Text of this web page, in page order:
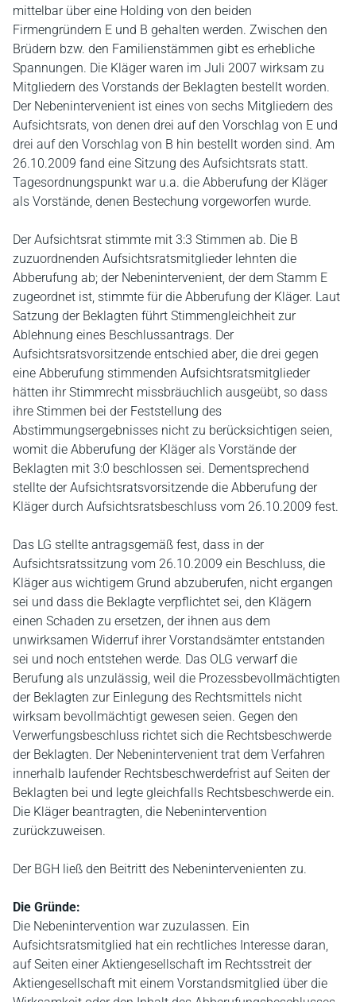
mittelbar über eine Holding von den beiden
Firmengründern E und B gehalten werden. Zwischen den
Brüdern bzw. den Familienstämmen gibt es erhebliche
Spannungen. Die Kläger waren im Juli 2007 wirksam zu
Mitgliedern des Vorstands der Beklagten bestellt worden.
Der Nebenintervenient ist eines von sechs Mitgliedern des
Aufsichtsrats, von denen drei auf den Vorschlag von E und
drei auf den Vorschlag von B hin bestellt worden sind. Am
26.10.2009 fand eine Sitzung des Aufsichtsrats statt.
Tagesordnungspunkt war u.a. die Abberufung der Kläger
als Vorstände, denen Bestechung vorgeworfen wurde.
Der Aufsichtsrat stimmte mit 3:3 Stimmen ab. Die B
zuzuordnenden Aufsichtsratsmitglieder lehnten die
Abberufung ab; der Nebenintervenient, der dem Stamm E
zugeordnet ist, stimmte für die Abberufung der Kläger. Laut
Satzung der Beklagten führt Stimmengleichheit zur
Ablehnung eines Beschlussantrags. Der
Aufsichtsratsvorsitzende entschied aber, die drei gegen
eine Abberufung stimmenden Aufsichtsratsmitglieder
hätten ihr Stimmrecht missbräuchlich ausgeübt, so dass
ihre Stimmen bei der Feststellung des
Abstimmungsergebnisses nicht zu berücksichtigen seien,
womit die Abberufung der Kläger als Vorstände der
Beklagten mit 3:0 beschlossen sei. Dementsprechend
stellte der Aufsichtsratsvorsitzende die Abberufung der
Kläger durch Aufsichtsratsbeschluss vom 26.10.2009 fest.
Das LG stellte antragsgemäß fest, dass in der
Aufsichtsratssitzung vom 26.10.2009 ein Beschluss, die
Kläger aus wichtigem Grund abzuberufen, nicht ergangen
sei und dass die Beklagte verpflichtet sei, den Klägern
einen Schaden zu ersetzen, der ihnen aus dem
unwirksamen Widerruf ihrer Vorstandsämter entstanden
sei und noch entstehen werde. Das OLG verwarf die
Berufung als unzulässig, weil die Prozessbevollmächtigten
der Beklagten zur Einlegung des Rechtsmittels nicht
wirksam bevollmächtigt gewesen seien. Gegen den
Verwerfungsbeschluss richtet sich die Rechtsbeschwerde
der Beklagten. Der Nebenintervenient trat dem Verfahren
innerhalb laufender Rechtsbeschwerdefrist auf Seiten der
Beklagten bei und legte gleichfalls Rechtsbeschwerde ein.
Die Kläger beantragten, die Nebenintervention
zurückzuweisen.
Der BGH ließ den Beitritt des Nebenintervenienten zu.
Die Gründe:
Die Nebenintervention war zuzulassen. Ein
Aufsichtsratsmitglied hat ein rechtliches Interesse daran,
auf Seiten einer Aktiengesellschaft im Rechtsstreit der
Aktiengesellschaft mit einem Vorstandsmitglied über die